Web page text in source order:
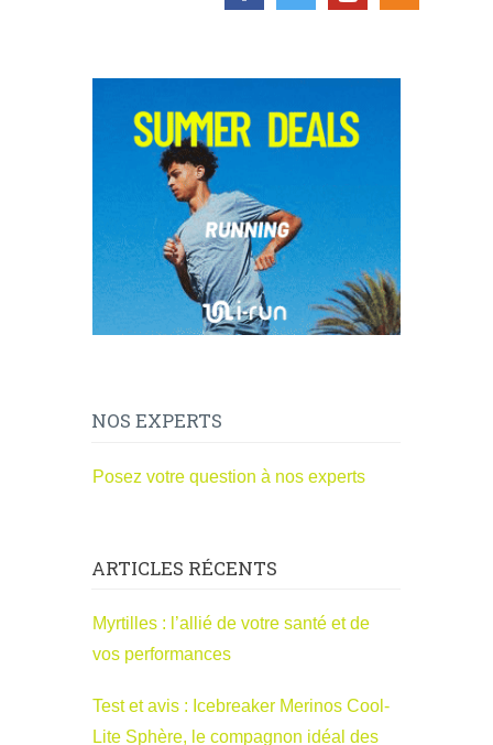
NOS EXPERTS
Posez votre question à nos experts
ARTICLES RÉCENTS
Myrtilles : l’allié de votre santé et de
vos performances
Test et avis : Icebreaker Merinos Cool-
Lite Sphère, le compagnon idéal des